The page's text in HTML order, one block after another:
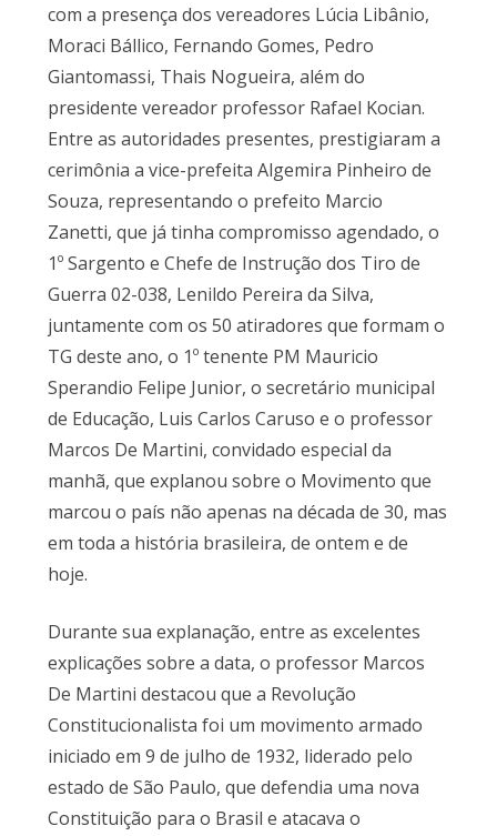
com a presença dos vereadores Lúcia Libânio,
Moraci Bállico, Fernando Gomes, Pedro
Giantomassi, Thais Nogueira, além do
presidente vereador professor Rafael Kocian.
Entre as autoridades presentes, prestigiaram a
cerimônia a vice-prefeita Algemira Pinheiro de
Souza, representando o prefeito Marcio
Zanetti, que já tinha compromisso agendado, o
1º Sargento e Chefe de Instrução dos Tiro de
Guerra 02-038, Lenildo Pereira da Silva,
juntamente com os 50 atiradores que formam o
TG deste ano, o 1º tenente PM Mauricio
Sperandio Felipe Junior, o secretário municipal
de Educação, Luis Carlos Caruso e o professor
Marcos De Martini, convidado especial da
manhã, que explanou sobre o Movimento que
marcou o país não apenas na década de 30, mas
em toda a história brasileira, de ontem e de
hoje.
Durante sua explanação, entre as excelentes
explicações sobre a data, o professor Marcos
De Martini destacou que a Revolução
Constitucionalista foi um movimento armado
iniciado em 9 de julho de 1932, liderado pelo
estado de São Paulo, que defendia uma nova
Constituição para o Brasil e atacava o